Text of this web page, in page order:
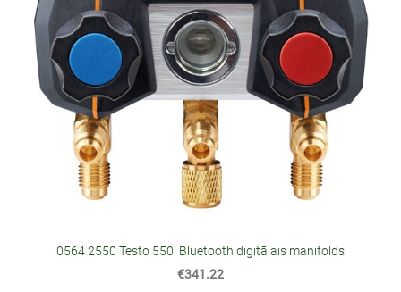
0564 2550 Testo 550i Bluetooth digitālais manifolds
€341.22